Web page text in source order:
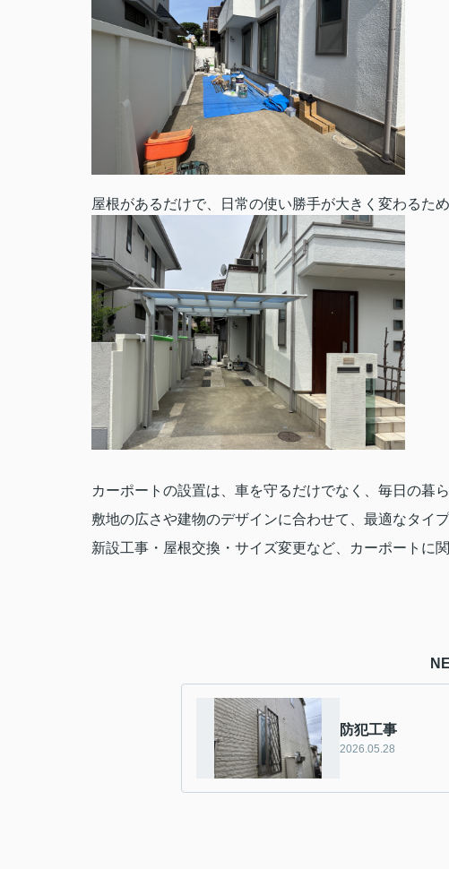
屋根があるだけで、日常の使い勝手が大きく変わるた
カーポートの設置は、車を守るだけでなく、毎日の暮
敷地の広さや建物のデザインに合わせて、最適なタイ
新設工事・屋根交換・サイズ変更など、カーポートに
防犯工事
2026.05.28